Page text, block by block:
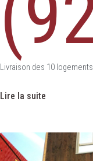
Livraison des 10
Lire la suite